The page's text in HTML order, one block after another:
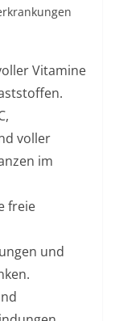
Vitamine
voller
im
freie
und